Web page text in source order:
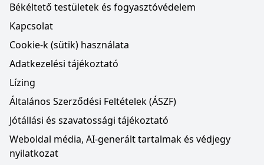
Békéltető testületek és fogyasztóvédelem
Kapcsolat
Cookie-k (sütik) használata
Adatkezelési tájékoztató
Lízing
Általános Szerződési Feltételek (ÁSZF)
Jótállási és szavatossági tájékoztató
Weboldal média, AI-generált tartalmak és védjegy
nyilatkozat